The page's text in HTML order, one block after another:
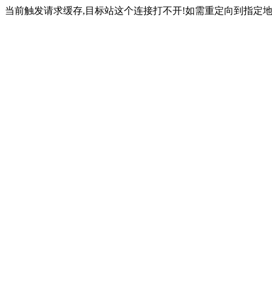
当前触发请求缓存,目标站这个连接打不开!如需重定向到指定